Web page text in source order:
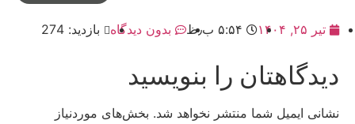
تیر ۲۵, ۱۴۰۴ ۵:۵۴ ب٫ظ بدون دیدگاه بازدید: 274
دیدگاهتان را بنویسید
نشانی ایمیل شما منتشر نخواهد شد. بخش‌های موردنیاز